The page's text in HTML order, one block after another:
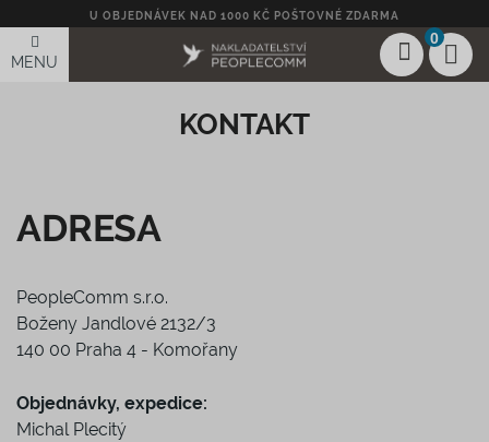
U OBJEDNÁVEK NAD 1000 KČ POŠTOVNÉ ZDARMA
MENU
0
KONTAKT
ADRESA
PeopleComm s.r.o.
Boženy Jandlové 2132/3
140 00 Praha 4 - Komořany
Objednávky, expedice:
Michal Plecitý